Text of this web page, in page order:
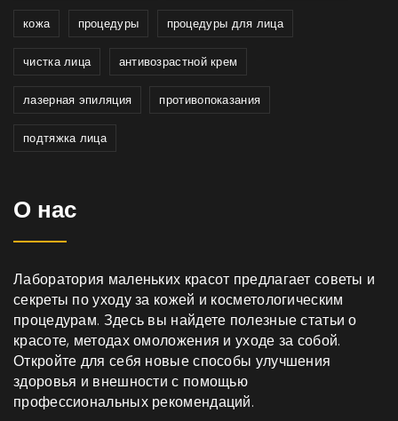
кожа процедуры процедуры для лица
чистка лица антивозрастной крем
лазерная эпиляция противопоказания
подтяжка лица
О нас
Лаборатория маленьких красот предлагает советы и
секреты по уходу за кожей и косметологическим
процедурам. Здесь вы найдете полезные статьи о
красоте, методах омоложения и уходе за собой.
Откройте для себя новые способы улучшения
здоровья и внешности с помощью
профессиональных рекомендаций.